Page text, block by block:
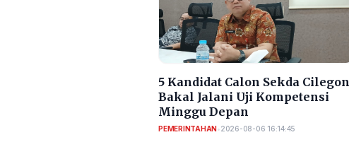
5 Kandidat Calon Sekda Cilegon
Bakal Jalani Uji Kompetensi
Minggu Depan
PEMERINTAHAN•2026-08-06 16:14:45